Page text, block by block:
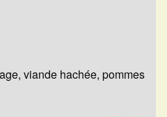
viande hachée, pommes